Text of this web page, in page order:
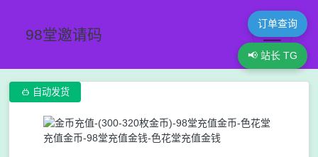
98堂邀请码
订单查询
📢 站长 TG
 自动发货